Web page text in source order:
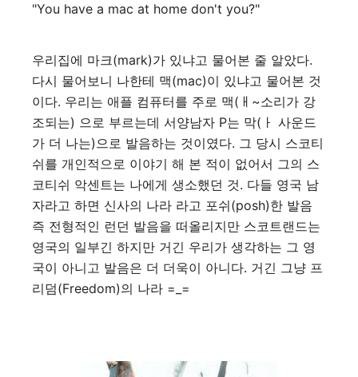
"You have a mac at home don't you?"
우리집에 마크(mark)가 있냐고 물어본 줄 알았다.
다시 물어보니 나한테 맥(mac)이 있냐고 물어본 것
이다. 우리는 애플 컴퓨터를 주로 맥(ㅐ~소리가 강
조되는) 으로 부르는데 서양남자 P는 막(ㅏ 사운드
가 더 나는)으로 발음하는 것이였다. 그 당시 스코티
쉬를 개인적으로 이야기 해 본 적이 없어서 그의 스
코티쉬 악센트는 나에게 생소했던 것. 다들 영국 남
자라고 하면 신사의 나라 라고 포쉬(posh)한 발음
즉 전형적인 런던 발음을 떠올리지만 스코트랜드는
영국의 일부긴 하지만 거긴 우리가 생각하는 그 영
국이 아니고 발음은 더 더욱이 아니다. 거긴 그냥 프
리덤(Freedom)의 나라 =_=